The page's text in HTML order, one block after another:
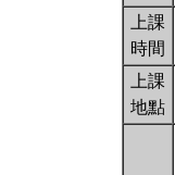
上課
時間
上課
地點